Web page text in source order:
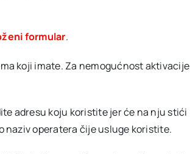
formular.
koji imate. Za nemogućnost aktivacije
adresu koju koristite jer će na nju stići
naziv operatera čije usluge koristite.